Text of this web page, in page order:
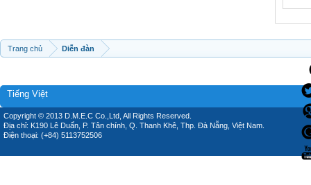
Trang chủ Diễn đàn
Tiếng Việt
Copyright © 2013 D.M.E.C Co.,Ltd, All Rights Reserved.
Địa chỉ: K190 Lê Duẩn, P. Tân chính, Q. Thanh Khê, Thp. Đà Nẵng, Việt Nam.
Điện thoại: (+84) 5113752506